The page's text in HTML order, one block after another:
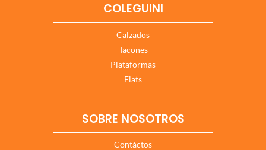
COLEGUINI
Calzados
Tacones
Plataformas
Flats
SOBRE NOSOTROS
Contáctos